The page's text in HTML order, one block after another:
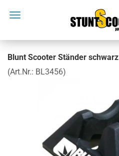
Blunt Scooter Ständer schwarz
(Art.Nr.: BL3456)